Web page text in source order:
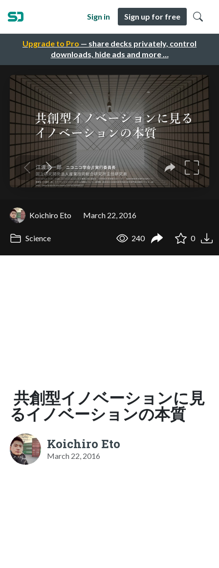
Upgrade to Pro — share decks privately, control
downloads, hide ads and more …
Sign in Sign up for free
Koichiro Eto March 22, 2016
Science 240 0
共創型イノベーションに見
るイノベーションの本質
Koichiro Eto
March 22, 2016